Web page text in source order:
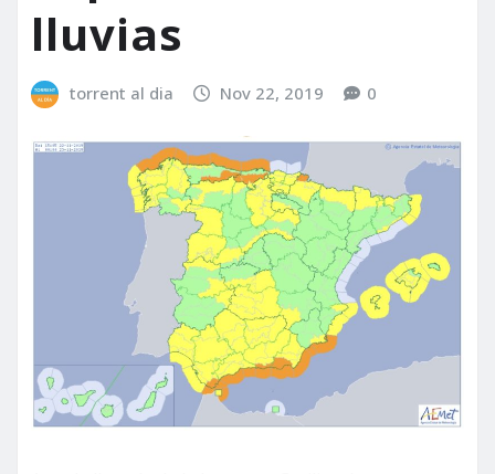
lluvias
torrent al dia Nov 22, 2019 0